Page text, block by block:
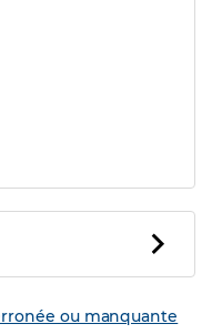
ou manquante